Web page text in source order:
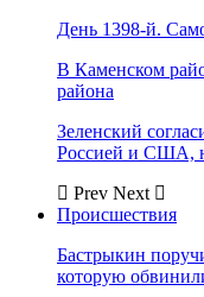
День 1398-й.
В Каменском
района
Зеленский
Россией и США,
Prev Next
Происшествия
Бастрыкин
которую